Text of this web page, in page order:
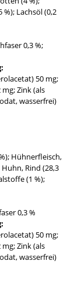
Lachsöl (0,2
0,3 %;
50 mg;
Zink (als
wasserfrei)
Hühnerfleisch,
Rind (28,3
(1 %);
0,3 %
50 mg;
Zink (als
wasserfrei)